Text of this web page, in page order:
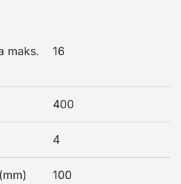
maks.
16
400
4
100